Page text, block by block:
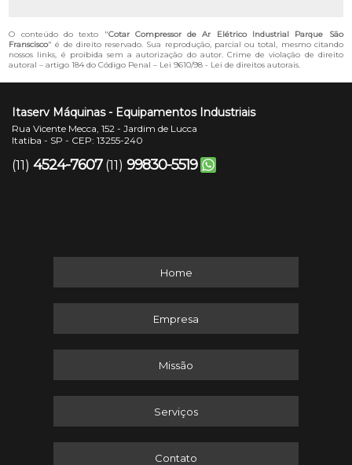
O conteúdo do texto "Cotar Compressor de Ar Elétrico Industrial Parque São
Franscisco" é de direito reservado. Sua reprodução, parcial ou total, mesmo citando
nossos links, é proibida sem a autorização do autor. Crime de violação de direito
autoral – artigo 184 do Código Penal – Lei 9610/98 - Lei de direitos autorais.
Itaserv Máquinas - Equipamentos Industriais
Rua Vicente Mecca, 152 - Jardim de Lucca
Itatiba - SP - CEP: 13255-240
(11) 4524-7607 (11) 99830-5519
Home
Empresa
Missão
Serviços
Contato